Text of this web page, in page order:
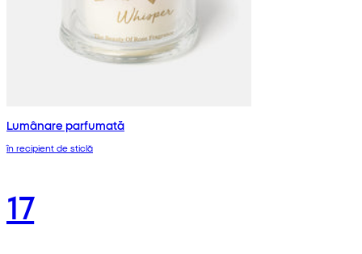
Lumânare parfumată
în recipient de sticlă
17